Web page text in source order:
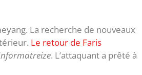
La recherche de nouveaux
Le retour de Faris
. L’attaquant a prêté à